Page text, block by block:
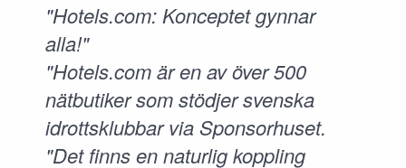
"Hotels.com: Konceptet gynnar
alla!"
"Hotels.com är en av över 500
nätbutiker som stödjer svenska
idrottsklubbar via Sponsorhuset.
"Det finns en naturlig koppling